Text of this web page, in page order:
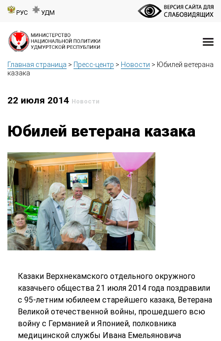
РУС УДМ
Главная страница > Пресс-центр > Новости > Юбилей ветерана
казака
22 июля 2014 Новости
Юбилей ветерана казака
Казаки Верхнекамского отдельного окружного
казачьего общества 21 июля 2014 года поздравили
с 95-летним юбилеем старейшего казака, Ветерана
Великой отечественной войны, прошедшего всю
войну с Германией и Японией, полковника
медицинской службы Ивана Емельяновича